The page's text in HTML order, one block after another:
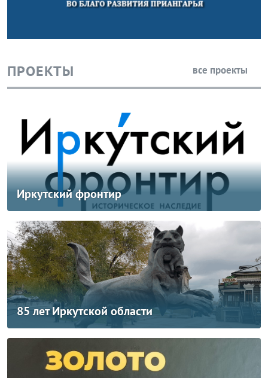
ПРОЕКТЫ все проекты
Иркутский фронтир
85 лет Иркутской области